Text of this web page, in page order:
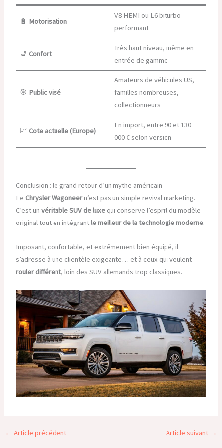
🔋 Motorisation
V8 HEMI ou L6 biturbo
performant
💺 Confort
Très haut niveau, même en
entrée de gamme
🎯 Public visé
Amateurs de véhicules US,
familles nombreuses,
collectionneurs
📈 Cote actuelle (Europe)
En import, entre 90 et 130
000 € selon version
Conclusion : le grand retour d’un mythe américain
Le Chrysler Wagoneern’est pas un simple revival marketing.
C’est un véritable SUV de luxequi conserve l’esprit du modèle
original tout en intégrantle meilleur de la technologie moderne.
Imposant, confortable, et extrêmement bien équipé, il
s’adresse à une clientèle exigeante… et à ceux qui veulent
rouler différent, loin des SUV allemands trop classiques.
← Article précédent Article suivant →